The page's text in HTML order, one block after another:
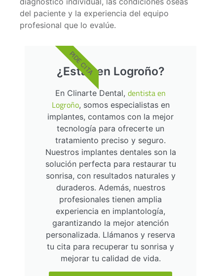
del paciente y la experiencia del equipo
profesional que lo evalúe.
¿Estás en Logroño?
En Clinarte Dental, dentista en
Logroño, somos especialistas en
implantes, contamos con la mejor
tecnología para ofrecerte un
tratamiento preciso y seguro.
Nuestros implantes dentales son la
solución perfecta para restaurar tu
sonrisa, con resultados naturales y
duraderos. Además, nuestros
profesionales tienen amplia
experiencia en implantología,
garantizando la mejor atención
personalizada. Llámanos y reserva
tu cita para recuperar tu sonrisa y
mejorar tu calidad de vida.
PIDE CITA